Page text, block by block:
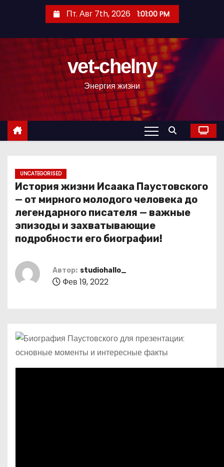
с
Пт. Авг 7th, 2026 1:01:01 PM
vet-chelny
Энергия жизни
UNCATEGORISED
История жизни Исаака Паустовского
— от мирного молодого человека до
легендарного писателя — важные
эпизоды и захватывающие
подробности его биографии!
Автор: studiohallo_
Фев 19, 2022